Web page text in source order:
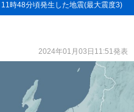
11時48分頃発生した地震(最大震度3)
2024年01月03日11:51発表